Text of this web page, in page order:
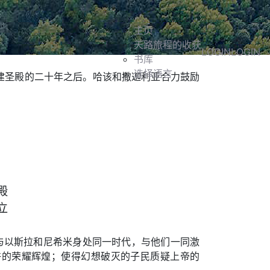
主页
天路旅程的收获
书库
选择语言
LOGINLOGIN
殿的二十年之后。哈该和撒迦利亚合力鼓励
斯拉和尼希米身处同一时代，与他们一同激
荣耀辉煌；使得幻想破灭的子民质疑上帝的